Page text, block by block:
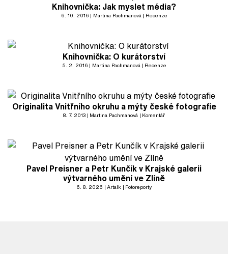
Knihovnička: Jak myslet média?
6. 10. 2016 Martina Pachmanová Recenze
Knihovnička: O kurátorství
5. 2. 2016 Martina Pachmanová Recenze
Originalita Vnitřního okruhu a mýty české fotografie
8. 7. 2013 Martina Pachmanová Komentář
Pavel Preisner a Petr Kunčík v Krajské galerii
výtvarného umění ve Zlíně
6. 8. 2026 Artalk Fotoreporty